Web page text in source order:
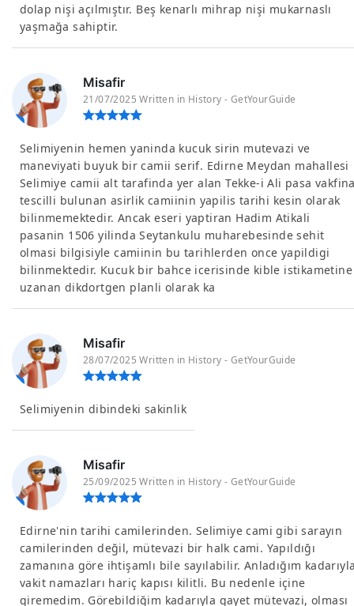
dolap nişi açılmıştır. Beş kenarlı mihrap nişi mukarnaslı
yaşmağa sahiptir.
Misafir
21/07/2025 Written in History - GetYourGuide
Selimiyenin hemen yaninda kucuk sirin mutevazi ve
maneviyati buyuk bir camii serif. Edirne Meydan mahallesi
Selimiye camii alt tarafinda yer alan Tekke-i Ali pasa
tescilli bulunan asirlik camiinin yapilis tarihi kesin olarak
bilinmemektedir. Ancak eseri yaptiran Hadim Atikali
pasanin 1506 yilinda Seytankulu muharebesinde sehit
olmasi bilgisiyle camiinin bu tarihlerden once yapildigi
bilinmektedir. Kucuk bir bahce icerisinde kible istikametine
uzanan dikdortgen planli olarak ka
Misafir
28/07/2025 Written in History - GetYourGuide
Selimiyenin dibindeki sakinlik
Misafir
25/09/2025 Written in History - GetYourGuide
Edirne'nin tarihi camilerinden. Selimiye cami gibi sarayın
camilerinden değil, mütevazi bir halk cami. Yapıldığı
zamanına göre ihtişamlı bile sayılabilir. Anladığım
vakit namazları hariç kapısı kilitli. Bu nedenle içine
giremedim. Görebildiğim kadarıyla gayet mütevazi, olması